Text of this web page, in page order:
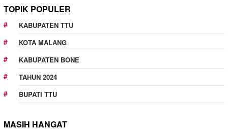
TOPIK POPULER
KABUPATEN TTU
KOTA MALANG
KABUPATEN BONE
TAHUN 2024
BUPATI TTU
MASIH HANGAT